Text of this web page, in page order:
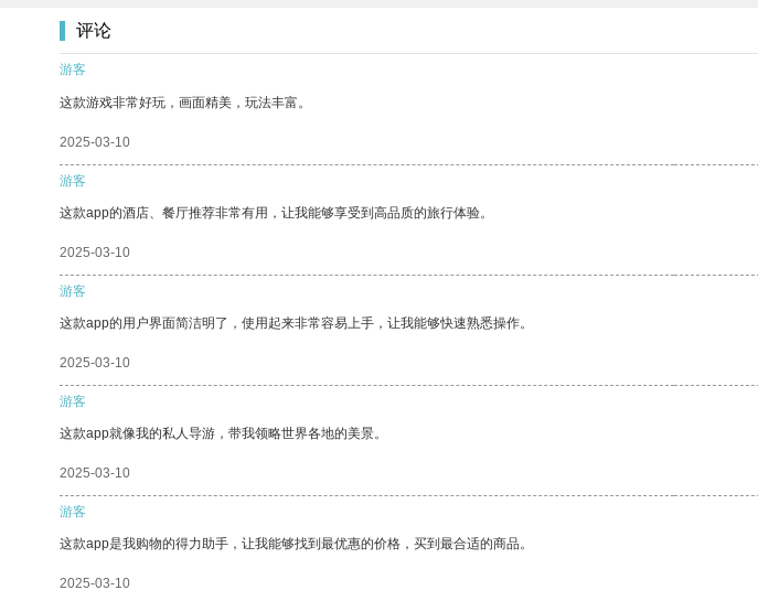
评论
游客
这款游戏非常好玩，画面精美，玩法丰富。
2025-03-10
游客
这款app的酒店、餐厅推荐非常有用，让我能够享受到高品质的旅行体验。
2025-03-10
游客
这款app的用户界面简洁明了，使用起来非常容易上手，让我能够快速熟悉操作。
2025-03-10
游客
这款app就像我的私人导游，带我领略世界各地的美景。
2025-03-10
游客
这款app是我购物的得力助手，让我能够找到最优惠的价格，买到最合适的商品。
2025-03-10